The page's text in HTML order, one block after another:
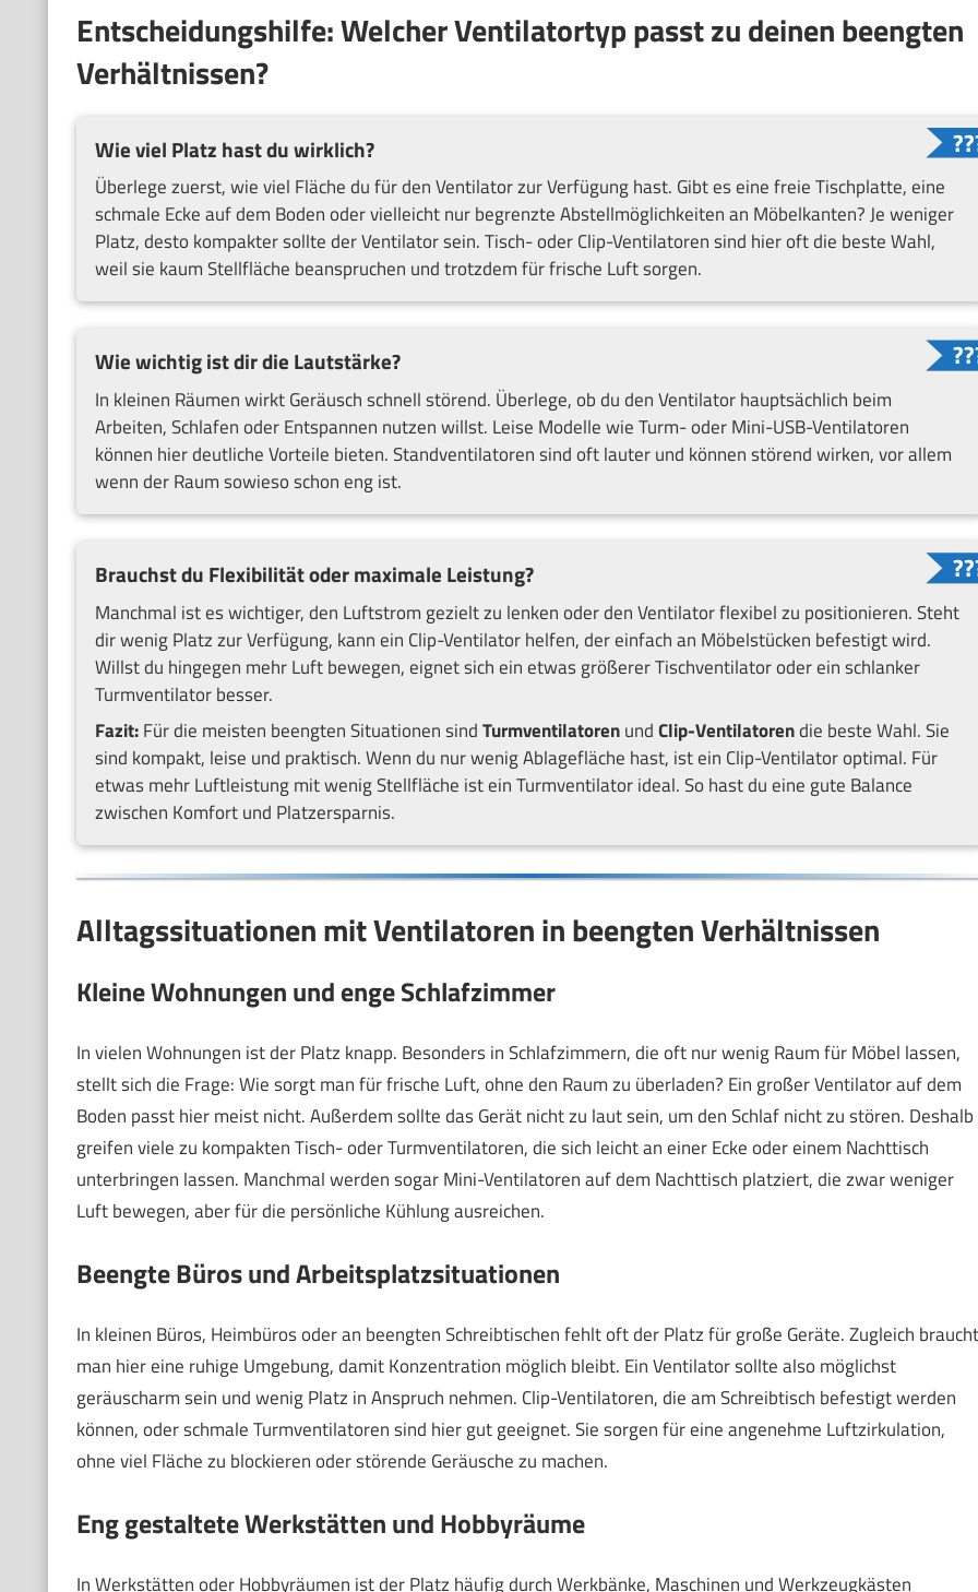
Entscheidungshilfe: Welcher Ventilatortyp passt zu deinen beengten
Verhältnissen?
Wie viel Platz hast du wirklich?
Überlege zuerst, wie viel Fläche du für den Ventilator zur Verfügung hast. Gibt es eine freie Tischplatte, eine
schmale Ecke auf dem Boden oder vielleicht nur begrenzte Abstellmöglichkeiten an Möbelkanten? Je weniger
Platz, desto kompakter sollte der Ventilator sein. Tisch- oder Clip-Ventilatoren sind hier oft die beste Wahl,
weil sie kaum Stellfläche beanspruchen und trotzdem für frische Luft sorgen.
Wie wichtig ist dir die Lautstärke?
In kleinen Räumen wirkt Geräusch schnell störend. Überlege, ob du den Ventilator hauptsächlich beim
Arbeiten, Schlafen oder Entspannen nutzen willst. Leise Modelle wie Turm- oder Mini-USB-Ventilatoren
können hier deutliche Vorteile bieten. Standventilatoren sind oft lauter und können störend wirken, vor allem
wenn der Raum sowieso schon eng ist.
Brauchst du Flexibilität oder maximale Leistung?
Manchmal ist es wichtiger, den Luftstrom gezielt zu lenken oder den Ventilator flexibel zu positionieren. Steht
dir wenig Platz zur Verfügung, kann ein Clip-Ventilator helfen, der einfach an Möbelstücken befestigt wird.
Willst du hingegen mehr Luft bewegen, eignet sich ein etwas größerer Tischventilator oder ein schlanker
Turmventilator besser.
Fazit:Für die meisten beengten Situationen sindTurmventilatorenundClip-Ventilatorendie beste Wahl. Sie
sind kompakt, leise und praktisch. Wenn du nur wenig Ablagefläche hast, ist ein Clip-Ventilator optimal. Für
etwas mehr Luftleistung mit wenig Stellfläche ist ein Turmventilator ideal. So hast du eine gute Balance
zwischen Komfort und Platzersparnis.
Alltagssituationen mit Ventilatoren in beengten Verhältnissen
Kleine Wohnungen und enge Schlafzimmer
In vielen Wohnungen ist der Platz knapp. Besonders in Schlafzimmern, die oft nur wenig Raum für Möbel lassen,
stellt sich die Frage: Wie sorgt man für frische Luft, ohne den Raum zu überladen? Ein großer Ventilator auf dem
Boden passt hier meist nicht. Außerdem sollte das Gerät nicht zu laut sein, um den Schlaf nicht zu stören. Deshalb
greifen viele zu kompakten Tisch- oder Turmventilatoren, die sich leicht an einer Ecke oder einem Nachttisch
unterbringen lassen. Manchmal werden sogar Mini-Ventilatoren auf dem Nachttisch platziert, die zwar weniger
Luft bewegen, aber für die persönliche Kühlung ausreichen.
Beengte Büros und Arbeitsplatzsituationen
In kleinen Büros, Heimbüros oder an beengten Schreibtischen fehlt oft der Platz für große Geräte. Zugleich braucht
man hier eine ruhige Umgebung, damit Konzentration möglich bleibt. Ein Ventilator sollte also möglichst
geräuscharm sein und wenig Platz in Anspruch nehmen. Clip-Ventilatoren, die am Schreibtisch befestigt werden
können, oder schmale Turmventilatoren sind hier gut geeignet. Sie sorgen für eine angenehme Luftzirkulation,
ohne viel Fläche zu blockieren oder störende Geräusche zu machen.
Eng gestaltete Werkstätten und Hobbyräume
In Werkstätten oder Hobbyräumen ist der Platz häufig durch Werkbänke, Maschinen und Werkzeugkästen